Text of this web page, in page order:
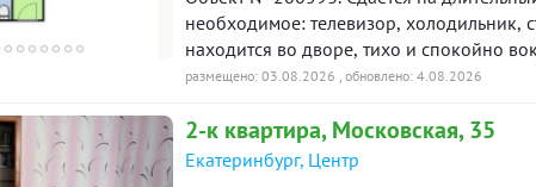
1-к квартира · 44 м² · 10/19
90 дн.
историю: 30 предложений →
необходимое: телевизор, холодильник,
находится во дворе, тихо и
размещено: 03.08.2026 , обновлено: 4.08.2026
2-к квартира, Московская, 35
Екатеринбург, Центр